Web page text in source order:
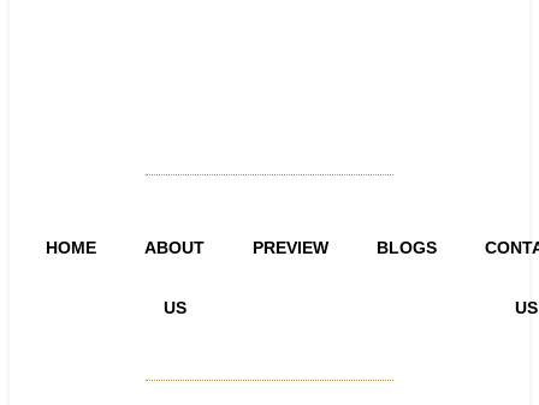
HOME ABOUT
US
PREVIEW BLOGS
US